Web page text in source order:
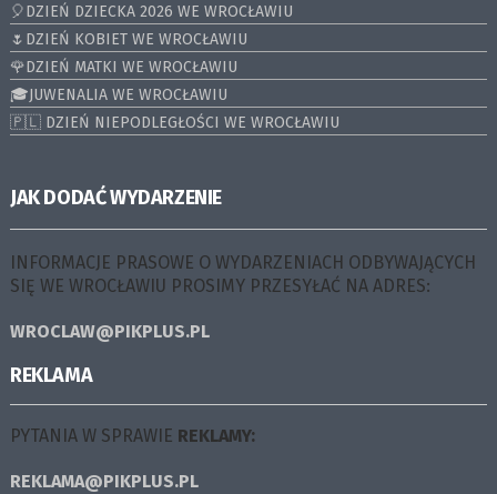
🎈DZIEŃ DZIECKA 2026 WE WROCŁAWIU
🌷DZIEŃ KOBIET WE WROCŁAWIU
🌹DZIEŃ MATKI WE WROCŁAWIU
🎓JUWENALIA WE WROCŁAWIU
🇵🇱 DZIEŃ NIEPODLEGŁOŚCI WE WROCŁAWIU
JAK DODAĆ WYDARZENIE
INFORMACJE PRASOWE O WYDARZENIACH ODBYWAJĄCYCH
SIĘ WE WROCŁAWIU PROSIMY PRZESYŁAĆ NA ADRES:
WROCLAW@PIKPLUS.PL
REKLAMA
PYTANIA W SPRAWIE REKLAMY:
REKLAMA@PIKPLUS.PL